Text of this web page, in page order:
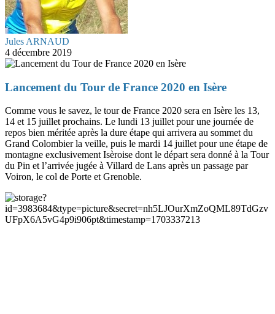
Jules ARNAUD
4 décembre 2019
Lancement du Tour de France 2020 en Isère
Comme vous le savez, le tour de France 2020 sera en Isère les 13,
14 et 15 juillet prochains. Le lundi 13 juillet pour une journée de
repos bien méritée après la dure étape qui arrivera au sommet du
Grand Colombier la veille, puis le mardi 14 juillet pour une étape de
montagne exclusivement Isèroise dont le départ sera donné à la Tour
du Pin et l’arrivée jugée à Villard de Lans après un passage par
Voiron, le col de Porte et Grenoble.